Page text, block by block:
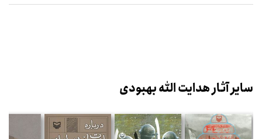
سایر آثار هدایت الله بهبودی